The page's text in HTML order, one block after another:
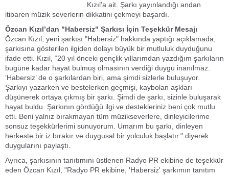
Kızıl’a ait. Şarkı yayınlandığı andan
itibaren müzik severlerin dikkatini çekmeyi başardı.
Özcan Kızıl’dan "Habersiz" Şarkısı İçin Teşekkür Mesajı
Özcan Kızıl, yeni şarkısı "Habersiz" hakkında yaptığı açıklamada,
şarkısına gösterilen ilgiden dolayı büyük bir mutluluk duyduğunu
ifade etti. Kızıl, “20 yıl önceki gençlik yıllarımdan yazdığım şarkıların
bugüne kadar hayat bulmuş olmasının verdiği duygu inanılmaz.
‘Habersiz’ de o şarkılardan biri, ama şimdi sizlerle buluşuyor.
Şarkıyı yazarken ve bestelerken geçmişi, kaybolan aşkları
düşünerek ortaya çıkmış bir şarkı. Şimdi de şarkı, sizinle buluşarak
hayat buldu. Şarkının gördüğü ilgi ve destekleriniz beni çok mutlu
etti. Beni yalnız bırakmayan tüm müzikseverlere, dinleyicilerime
sonsuz teşekkürlerimi sunuyorum. Umarım bu şarkı, dinleyen
herkeste bir iz bırakır ve duygusal bir yolculuk başlatır." diyerek
duygularını paylaştı.
Ayrıca, şarkısının tanıtımını üstlenen Radyo PR ekibine de teşekkür
eden Özcan Kızıl, "Radyo PR ekibine, 'Habersiz' şarkımın tanıtım